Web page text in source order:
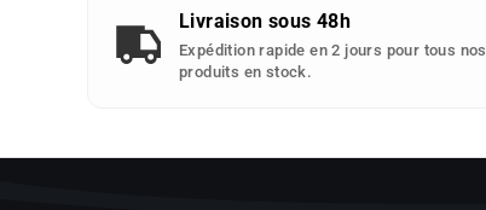
Livraison sous 48h
Expédition rapide en 2 jours pour tous nos
produits en stock.